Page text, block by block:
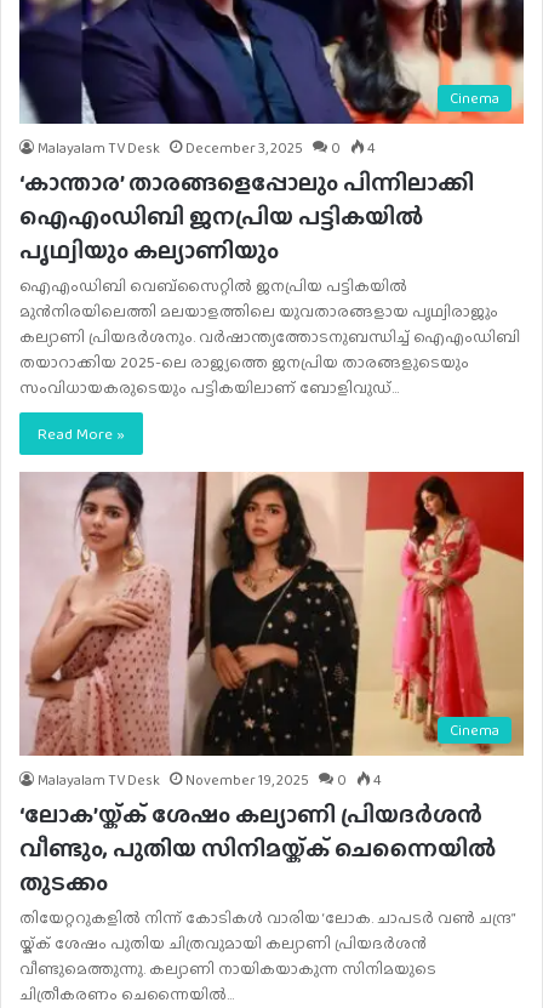
Cinema
Malayalam TV Desk December 3, 2025 0 4
‘കാന്താര’ താരങ്ങളെപ്പോലും പിന്നിലാക്കി
ഐഎംഡിബി ജനപ്രിയ പട്ടികയിൽ
പൃഥ്വിയും കല്യാണിയും
ഐഎംഡിബി വെബ്സൈറ്റിൽ ജനപ്രിയ പട്ടികയിൽ
മുൻനിരയിലെത്തി മലയാളത്തിലെ യുവതാരങ്ങളായ പൃഥ്വിരാജും
കല്യാണി പ്രിയദർശനും. വർഷാന്ത്യത്തോടനുബന്ധിച്ച് ഐഎംഡിബി
തയാറാക്കിയ 2025-ലെ രാജ്യത്തെ ജനപ്രിയ താരങ്ങളുടെയും
സംവിധായകരുടെയും പട്ടികയിലാണ് ബോളിവുഡ്…
Read More »
Cinema
Malayalam TV Desk November 19, 2025 0 4
‘ലോക’യ്ക്ക് ശേഷം കല്യാണി പ്രിയദർശൻ
വീണ്ടും,​ പുതിയ സിനിമയ്ക്ക് ചെന്നൈയിൽ
തുടക്കം
തിയേറ്ററുകളിൽ നിന്ന് കോടികൾ വാരിയ ‘ലോക. ചാപടർ വൺ ചന്ദ്ര”
യ്ക്ക് ശേഷം പുതിയ ചിത്രവുമായി കല്യാണി പ്രിയദർശൻ
വീണ്ടുമെത്തുന്നു. കല്യാണി നായികയാകുന്ന സിനിമയുടെ
ചിത്രീകരണം ചെന്നൈയിൽ…